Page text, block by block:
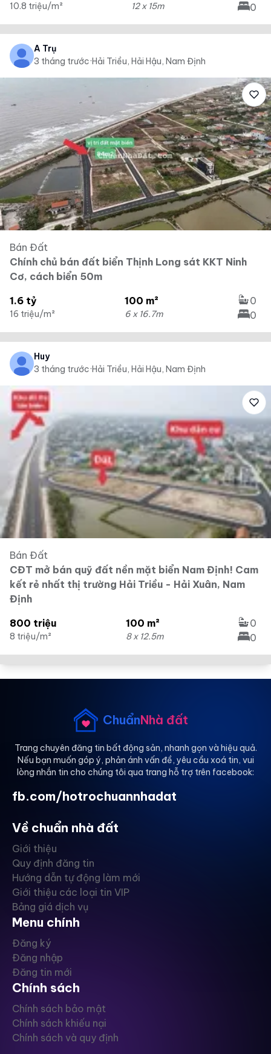
10.8 triệu/m² 12 x 15m
0
A Trụ
3 tháng trước·Hải Triều, Hải Hậu, Nam Định
Bán Đất
Chính chủ bán đất biển Thịnh Long sát KKT Ninh
Cơ, cách biển 50m
1.6 tỷ
16 triệu/m²
100 m²
6 x 16.7m
0
0
Huy
3 tháng trước·Hải Triều, Hải Hậu, Nam Định
Bán Đất
CĐT mở bán quỹ đất nền mặt biển Nam Định! Cam
kết rẻ nhất thị trường Hải Triều - Hải Xuân, Nam
Định
800 triệu
8 triệu/m²
100 m²
8 x 12.5m
0
0
ChuẩnNhà đất
Trang chuyên đăng tin bất động sản, nhanh gọn và hiệu quả.
Nếu bạn muốn góp ý, phản ánh vấn đề, yêu cầu xoá tin, vui
lòng nhắn tin cho chúng tôi qua trang hỗ trợ trên facebook:
fb.com/hotrochuannhadat
Về chuẩn nhà đất
Giới thiệu
Quy định đăng tin
Hướng dẫn tự động làm mới
Giới thiệu các loại tin VIP
Bảng giá dịch vụ
Menu chính
Đăng ký
Đăng nhập
Đăng tin mới
Chính sách
Chính sách bảo mật
Chính sách khiếu nại
Chính sách và quy định